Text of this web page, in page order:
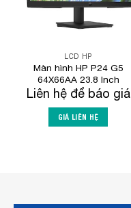
LCD HP
Màn hình HP P24 G5
64X66AA 23.8 Inch
Liên hệ để báo giá
GIÁ LIÊN HỆ